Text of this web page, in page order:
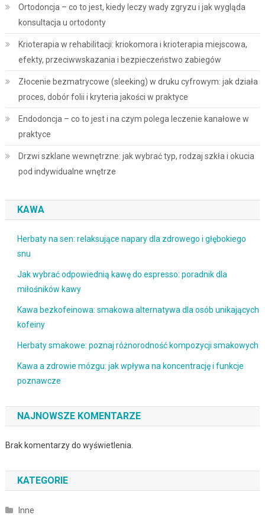
Ortodoncja – co to jest, kiedy leczy wady zgryzu i jak wygląda
konsultacja u ortodonty
Krioterapia w rehabilitacji: kriokomora i krioterapia miejscowa,
efekty, przeciwwskazania i bezpieczeństwo zabiegów
Złocenie bezmatrycowe (sleeking) w druku cyfrowym: jak działa
proces, dobór folii i kryteria jakości w praktyce
Endodoncja – co to jest i na czym polega leczenie kanałowe w
praktyce
Drzwi szklane wewnętrzne: jak wybrać typ, rodzaj szkła i okucia
pod indywidualne wnętrze
KAWA
Herbaty na sen: relaksujące napary dla zdrowego i głębokiego
snu
Jak wybrać odpowiednią kawę do espresso: poradnik dla
miłośników kawy
Kawa bezkofeinowa: smakowa alternatywa dla osób unikających
kofeiny
Herbaty smakowe: poznaj różnorodność kompozycji smakowych
Kawa a zdrowie mózgu: jak wpływa na koncentrację i funkcje
poznawcze
NAJNOWSZE KOMENTARZE
Brak komentarzy do wyświetlenia.
KATEGORIE
Inne